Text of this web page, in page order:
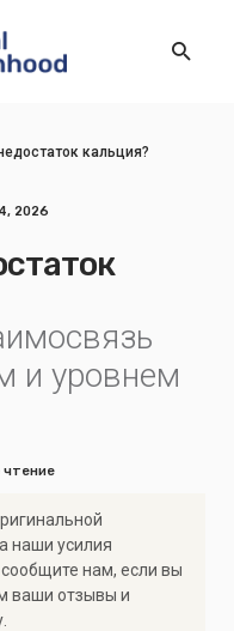
кальция?
2026
и уровнем
чтение
наши усилия
нам, если вы
ваши отзывы и